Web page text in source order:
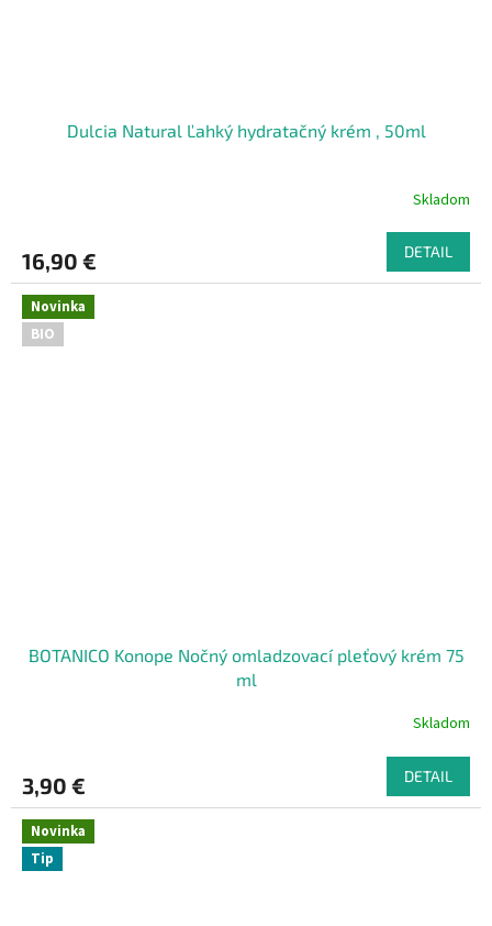
Dulcia Natural Ľahký hydratačný krém , 50ml
Skladom
16,90 € DETAIL
Novinka
BIO
BOTANICO Konope Nočný omladzovací pleťový krém 75
ml
Skladom
3,90 € DETAIL
Novinka
Tip